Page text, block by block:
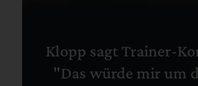
Klopp sagt Trainer-
"Das würde mir um